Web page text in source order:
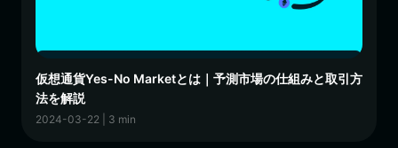
仮想通貨Yes-No Marketとは｜予測市場の仕組みと取引方
法を解説
2024-03-22 | 3 min